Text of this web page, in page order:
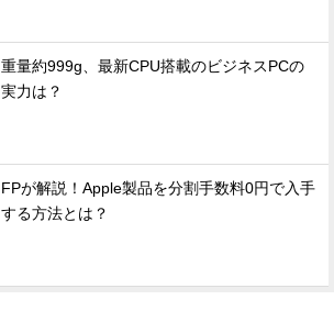
重量約999g、最新CPU搭載のビジネスPCの
実力は？
FPが解説！Apple製品を分割手数料0円で入手
する方法とは？